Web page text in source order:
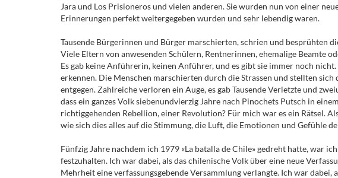
Jara und Los Prisioneros und vielen anderen. Sie wurden nun von einer
Erinnerungen perfekt weitergegeben wurden und sehr lebendig waren.
Tausende Bürgerinnen und Bürger marschierten, schrien und besprühten
Viele Eltern von anwesenden Schülern, Rentnerinnen, ehemalige Beamte
Es gab keine Anführerin, keinen Anführer, und es gibt sie immer noch
erkennen. Die Menschen marschierten durch die Strassen und stellten
entgegen. Zahlreiche verloren ein Auge, es gab Tausende Verletzte und
dass ein ganzes Volk siebenundvierzig Jahre nach Pinochets Putsch in
richtiggehenden Rebellion, einer Revolution? Für mich war es ein Rätsel.
wie sich dies alles auf die Stimmung, die Luft, die Emotionen und Gefühle
Fünfzig Jahre nachdem ich 1979 «La batalla de Chile» gedreht hatte, war
festzuhalten. Ich war dabei, als das chilenische Volk über eine neue
Mehrheit eine verfassungsgebende Versammlung verlangte. Ich war